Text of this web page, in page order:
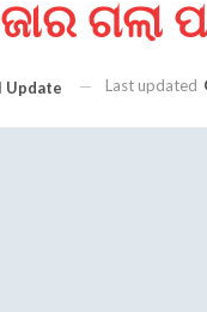
ଗଲା
Update Last updated